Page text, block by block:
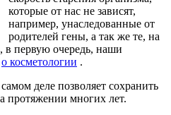
которые от нас не зависят,
например, унаследованные от
родителей гены, а так же те, на
первую очередь, наши
о косметологии .
деле позволяет сохранить
протяжении многих лет.